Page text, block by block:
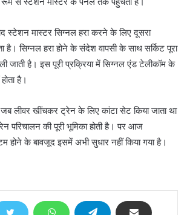
स्टेशन मास्टर सिग्नल हरा करने के लिए दूसरा
सिग्नल हरा होने के संदेश वापसी के साथ सर्किट पूरा
जाती है। इस पूरी प्रक्रिया में सिग्नल एंड टेलीकॉम के
है।
जब लीवर खींचकर ट्रेन के लिए कांटा सेट किया जाता था
परिचालन की पूरी भूमिका होती है। पर आज
होने के बावजूद इसमें अभी सुधार नहीं किया गया है।